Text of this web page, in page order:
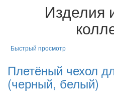
Изделия
Быстрый просмотр
Плетёный чехол
(черный, белый)